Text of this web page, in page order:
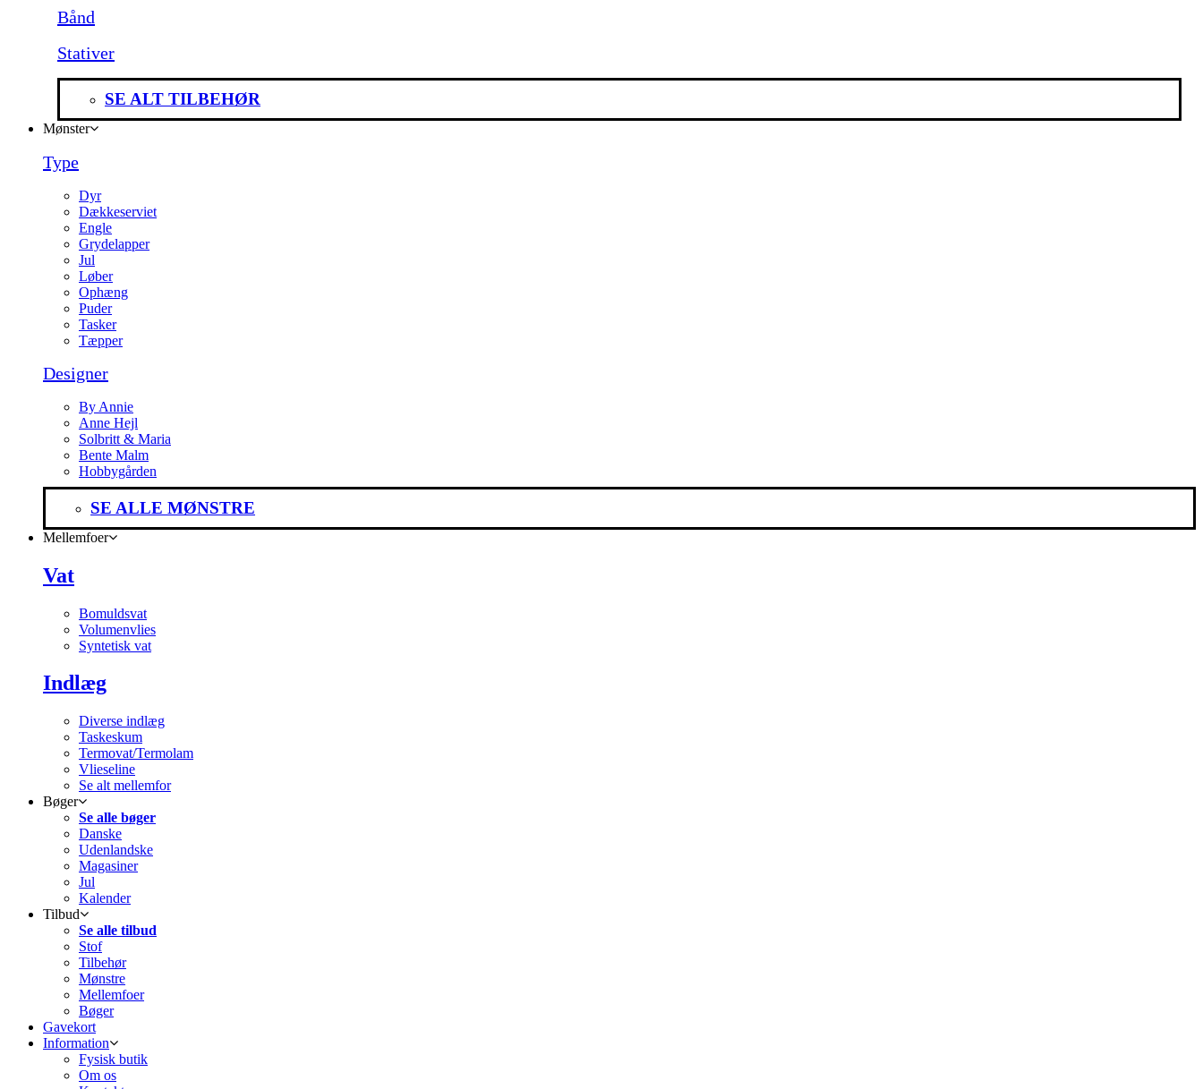
Bånd
Stativer
SE ALT TILBEHØR
Mønster
Type
Dyr
Dækkeserviet
Engle
Grydelapper
Jul
Løber
Ophæng
Puder
Tasker
Tæpper
Designer
By Annie
Anne Hejl
Solbritt & Maria
Bente Malm
Hobbygården
SE ALLE MØNSTRE
Mellemfoer
Vat
Bomuldsvat
Volumenvlies
Syntetisk vat
Indlæg
Diverse indlæg
Taskeskum
Termovat/Termolam
Vlieseline
Se alt mellemfor
Bøger
Se alle bøger
Danske
Udenlandske
Magasiner
Jul
Kalender
Tilbud
Se alle tilbud
Stof
Tilbehør
Mønstre
Mellemfoer
Bøger
Gavekort
Information
Fysisk butik
Om os